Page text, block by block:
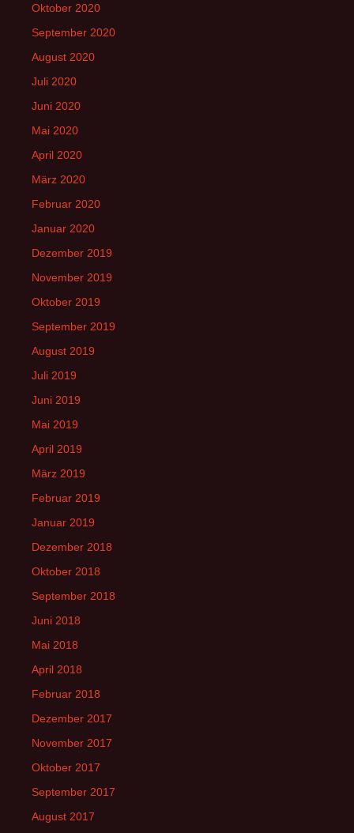
Oktober 2020
September 2020
August 2020
Juli 2020
Juni 2020
Mai 2020
April 2020
März 2020
Februar 2020
Januar 2020
Dezember 2019
November 2019
Oktober 2019
September 2019
August 2019
Juli 2019
Juni 2019
Mai 2019
April 2019
März 2019
Februar 2019
Januar 2019
Dezember 2018
Oktober 2018
September 2018
Juni 2018
Mai 2018
April 2018
Februar 2018
Dezember 2017
November 2017
Oktober 2017
September 2017
August 2017